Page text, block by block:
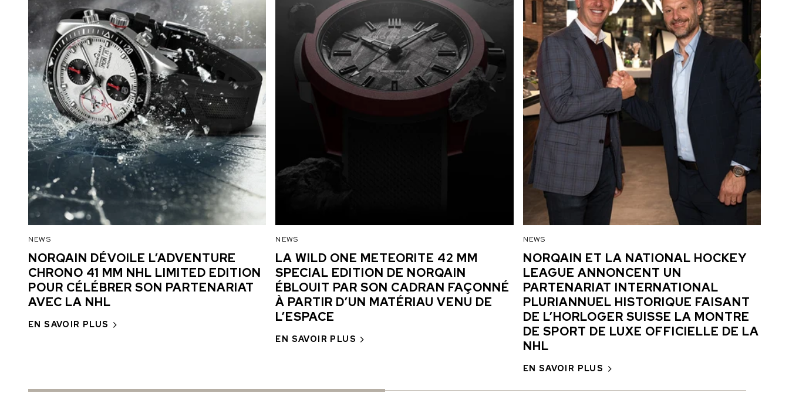
NEWS
NORQAIN DÉVOILE L’ADVENTURE
CHRONO 41 MM NHL LIMITED EDITION
POUR CÉLÉBRER SON PARTENARIAT
AVEC LA NHL
EN SAVOIR PLUS
NEWS
LA WILD ONE METEORITE 42 MM
SPECIAL EDITION DE NORQAIN
ÉBLOUIT PAR SON CADRAN FAÇONNÉ
À PARTIR D’UN MATÉRIAU VENU DE
L’ESPACE
EN SAVOIR PLUS
NEWS
NORQAIN ET LA NATIONAL HOCKEY
LEAGUE ANNONCENT UN
PARTENARIAT INTERNATIONAL
PLURIANNUEL HISTORIQUE FAISANT
DE L’HORLOGER SUISSE LA MONTRE
DE SPORT DE LUXE OFFICIELLE DE LA
NHL
EN SAVOIR PLUS